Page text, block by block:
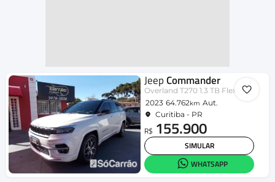
Jeep Commander
Overland T270 1.3 TB Flex Aut.
2023 64.762km Aut.
Curitiba - PR
R$ 155.900
SIMULAR
WHATSAPP